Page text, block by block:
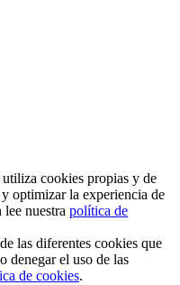
cookies propias y de
optimizar la experiencia de
nuestra política de
las diferentes cookies que
denegar el uso de las
de cookies.